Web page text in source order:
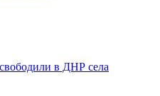
в ДНР села